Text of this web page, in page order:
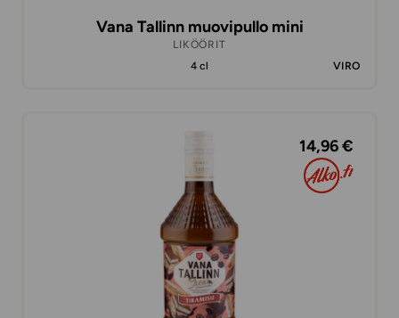
Vana Tallinn muovipullo mini
LIKÖÖRIT
4 cl
VIRO
14,96 €